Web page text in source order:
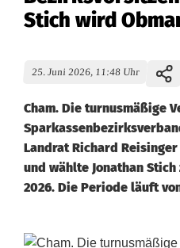
Stich wird
25. Juni 2026, 11:48 Uhr
Cham. Die turnusmäßige
Landrat Richard
und wählte Jonathan Stich
2026. Die Periode läuft